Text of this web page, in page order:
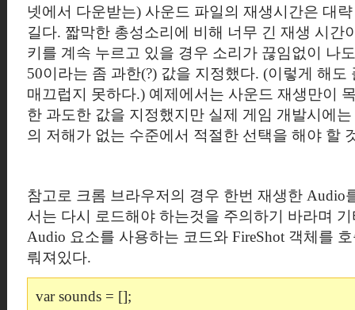
넷에서 다운받는) 사운드 파일의 재생시간은 대
길다. 짧막한 총성소리에 비해 너무 긴 재생 시간
키를 계속 누르고 있을 경우 소리가 끊임없이 나
50이라는 좀 과한(?) 값을 지정했다. (이렇게 해도
매끄럽지 못하다.) 예제에서는 사운드 재생만이
한 과도한 값을 지정했지만 실제 게임 개발시에
의 저해가 없는 수준에서 적절한 선택을 해야 할
참고로 크롬 브라우저의 경우 한번 재생한 Audio
서는 다시 로드해야 하는것을 주의하기 바라며
Audio 요소를 사용하는 코드와 FireShot 객체를
뤄져있다.
var sounds = [];